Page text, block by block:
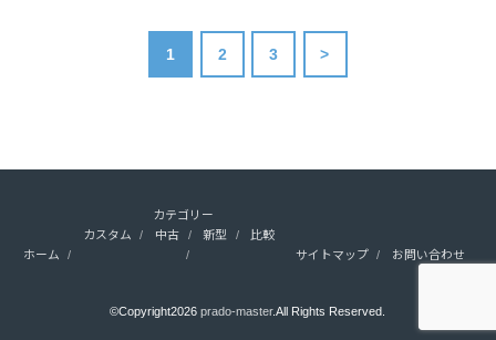
1 2 3 >
ホーム
カテゴリー
カスタム
中古 新型
比較
サイトマップ
お問い合わせ
©Copyright2026prado-master.All Rights Reserved.